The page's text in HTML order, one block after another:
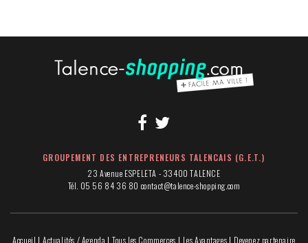
GROUPEMENT DES ENTREPRENEURS TALENCAIS (G.E.T.)
23 Avenue ESPELETA - 33400 TALENCE
Tél. 05 56 84 36 80 contact@talence-shopping.com
Accueil Actualités / Agenda Tous les Commerces Les Avantages Devenez partenaire